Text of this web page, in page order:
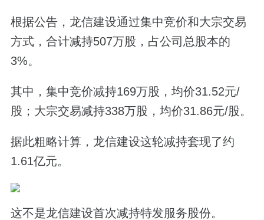
根据公告，龙信建设通过集中竞价和大宗交易
方式，合计减持507万股，占公司总股本的
3%。
其中，集中竞价减持169万股，均价31.52元/
股；大宗交易减持338万股，均价31.86元/股。
据此粗略计算，龙信建设这轮减持套现了约
1.61亿元。
这不是龙信建设首次减持特发服务股份。